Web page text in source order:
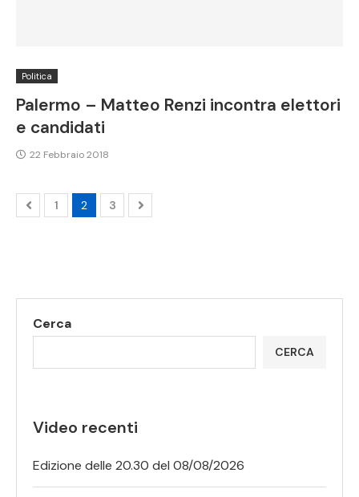
Politica
Palermo – Matteo Renzi incontra elettori
e candidati
22 Febbraio 2018
1 2 3
Cerca
CERCA
Video recenti
Edizione delle 20.30 del 08/08/2026